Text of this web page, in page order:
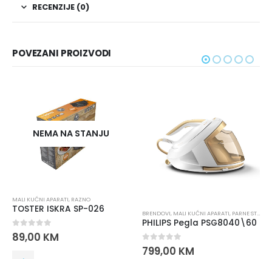
RECENZIJE (0)
POVEZANI PROIZVODI
NEMA NA STANJU
MALI KUĆNI APARATI, RAZNO
TOSTER ISKRA SP-026
0 out of 5
89,00 KM
BRENDOVI, MALI KUĆNI APARATI, PARNE STANICE
PHILIPS Pegla PSG8040\60
0out of 5
799,00 KM